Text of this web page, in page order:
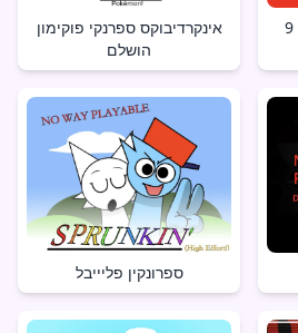
אינקרדיבוקס ספרנקי פוקימון
הושלם
ספרונקין פליייבל